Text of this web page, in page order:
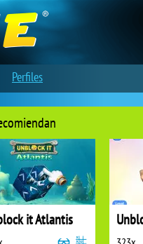
it Atlantis
Perfiles